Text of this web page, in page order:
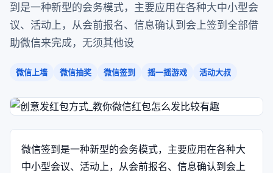
到是一种新型的会务模式，主要应用在各种大中小型会
议、活动上，从会前报名、信息确认到会上签到全部借
助微信来完成，无须其他设
微信上墙 微信抽奖 微信签到 摇一摇游戏 活动大叔
微信签到是一种新型的会务模式，主要应用在各种大
中小型会议、活动上，从会前报名、信息确认到会上